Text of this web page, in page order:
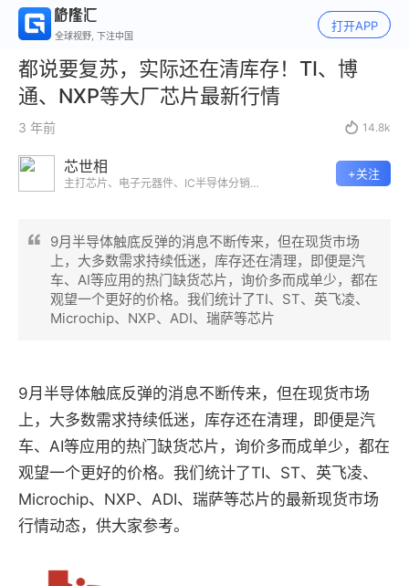
全球视野, 下注中国
打开APP
都说要复苏，实际还在清库存！TI、博
通、NXP等大厂芯片最新行情
3 年前  14.8k
芯世相
主打芯片、电子元器件、IC半导体分销等
+关注
9月半导体触底反弹的消息不断传来，但在现货市场
上，大多数需求持续低迷，库存还在清理，即便是汽
车、AI等应用的热门缺货芯片，询价多而成单少，都在
观望一个更好的价格。我们统计了TI、ST、英飞凌、
Microchip、NXP、ADI、瑞萨等芯片
9月半导体触底反弹的消息不断传来，但在现货市场
上，大多数需求持续低迷，库存还在清理，即便是汽
车、AI等应用的热门缺货芯片，询价多而成单少，都在
观望一个更好的价格。我们统计了TI、ST、英飞凌、
Microchip、NXP、ADI、瑞萨等芯片的最新现货市场
行情动态，供大家参考。